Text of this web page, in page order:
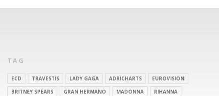
TAG
ECD TRAVESTIS LADY GAGA ADRICHARTS
EUROVISION
BRITNEY SPEARS
GRAN HERMANO MADONNA
RIHANNA